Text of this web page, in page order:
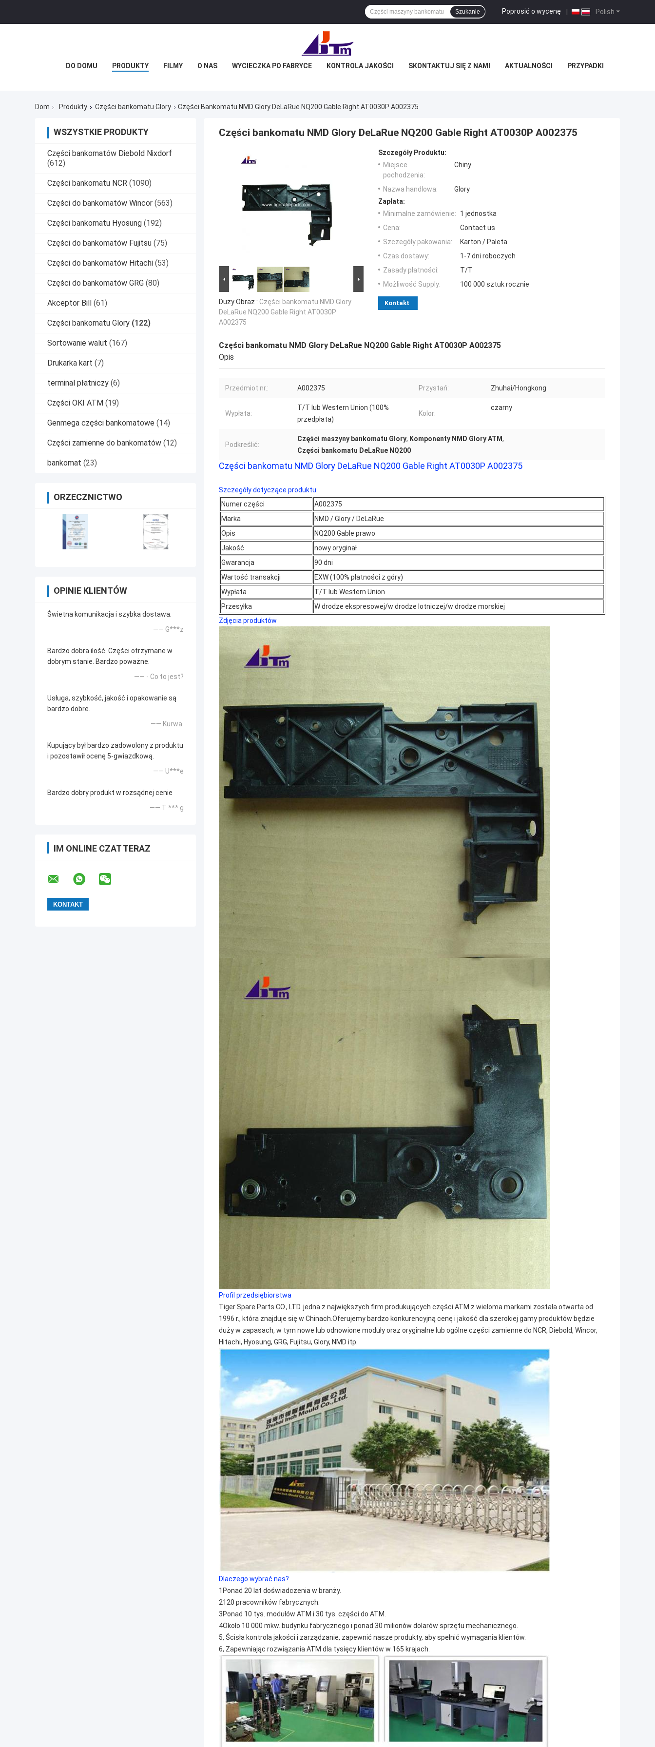
Polish
Poprosić o wycenę |
Szukanie
DO DOMU PRODUKTY FILMY O NAS WYCIECZKA PO FABRYCE KONTROLA JAKOŚCI SKONTAKTUJ SIĘ Z NAMI AKTUALNOŚCI PRZYPADKI
Dom Produkty Części bankomatu Glory Części Bankomatu NMD Glory DeLaRue NQ200 Gable Right AT0030P A002375
WSZYSTKIE PRODUKTY
Części bankomatów Diebold Nixdorf
(612)
Części bankomatu NCR (1090)
Części do bankomatów Wincor (563)
Części bankomatu Hyosung (192)
Części do bankomatów Fujitsu (75)
Części do bankomatów Hitachi (53)
Części do bankomatów GRG (80)
Akceptor Bill (61)
Części bankomatu Glory (122)
Sortowanie walut (167)
Drukarka kart (7)
terminal płatniczy (6)
Części OKI ATM (19)
Genmega części bankomatowe (14)
Części zamienne do bankomatów (12)
bankomat (23)
ORZECZNICTWO
OPINIE KLIENTÓW
Świetna komunikacja i szybka dostawa.
—— G***z
Bardzo dobra ilość. Części otrzymane w
dobrym stanie. Bardzo poważne.
—— - Co to jest?
Usługa, szybkość, jakość i opakowanie są
bardzo dobre.
—— Kurwa.
Kupujący był bardzo zadowolony z produktu
i pozostawił ocenę 5-gwiazdkową.
—— U***e
Bardzo dobry produkt w rozsądnej cenie
—— T *** g
IM ONLINE CZAT TERAZ
Części bankomatu NMD Glory DeLaRue NQ200 Gable Right AT0030P A002375
Duży Obraz : Części bankomatu NMD Glory
DeLaRue NQ200 Gable Right AT0030P
A002375
Szczegóły Produktu:
Miejsce
pochodzenia:
Chiny
Nazwa handlowa:
Glory
Zapłata:
Minimalne zamówienie:
1 jednostka
Cena:
Contact us
Szczegóły pakowania:
Karton / Paleta
Czas dostawy:
1-7 dni roboczych
Zasady płatności:
T/T
Możliwość Supply:
100 000 sztuk rocznie
Kontakt
Części bankomatu NMD Glory DeLaRue NQ200 Gable Right AT0030P A002375
Opis
Przedmiot nr.: A002375 Przystań: Zhuhai/Hongkong
Wypłata:
T/T lub Western Union (100%
przedpłata)
Kolor:
czarny
Podkreślić:
Części maszyny bankomatu Glory, Komponenty NMD Glory ATM,
Części bankomatu DeLaRue NQ200
Części bankomatu NMD Glory DeLaRue NQ200 Gable Right AT0030P A002375
Szczegóły dotyczące produktu
Numer części
A002375
Marka
NMD / Glory / DeLaRue
Opis
NQ200 Gable prawo
Jakość
nowy oryginał
Gwarancja
90 dni
Wartość transakcji
EXW (100% płatności z góry)
Wypłata
T/T lub Western Union
Przesyłka
W drodze ekspresowej/w drodze lotniczej/w drodze morskiej
Zdjęcia produktów
Profil przedsiębiorstwa
Tiger Spare Parts CO., LTD. jedna z największych firm produkujących części ATM z wieloma markami została otwarta od
1996 r., która znajduje się w Chinach.Oferujemy bardzo konkurencyjną cenę i jakość dla szerokiej gamy produktów będzie
duży w zapasach, w tym nowe lub odnowione moduły oraz oryginalne lub ogólne części zamienne do NCR, Diebold, Wincor,
Hitachi, Hyosung, GRG, Fujitsu, Glory, NMD itp.
Dlaczego wybrać nas?
1Ponad 20 lat doświadczenia w branży.
2120 pracowników fabrycznych.
3Ponad 10 tys. modułów ATM i 30 tys. części do ATM.
4Około 10 000 mkw. budynku fabrycznego i ponad 30 milionów dolarów sprzętu mechanicznego.
5, Ścisła kontrola jakości i zarządzanie, zapewnić nasze produkty, aby spełnić wymagania klientów.
6, Zapewniając rozwiązania ATM dla tysięcy klientów w 165 krajach.